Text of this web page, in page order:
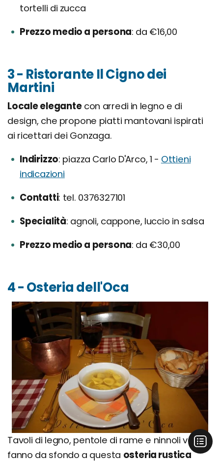
tortelli di zucca
Prezzo medio a persona da €16,00
3 - Ristorante Il Cigno dei
Martini
Locale elegantecon arredi in legno e di
design, che propone piatti mantovani ispirati
ai ricettari dei Gonzaga.
Indirizzo piazza Carlo D'Arco, 1 - Ottieni
indicazioni
Contatti tel. 0376327101
Specialità agnoli, cappone, luccio in salsa
Prezzo medio a persona da €30,00
4 - Osteria dell'Oca
Tavoli di legno, pentole di rame e ninnoli vari
fanno da sfondo a questa osteria rustica